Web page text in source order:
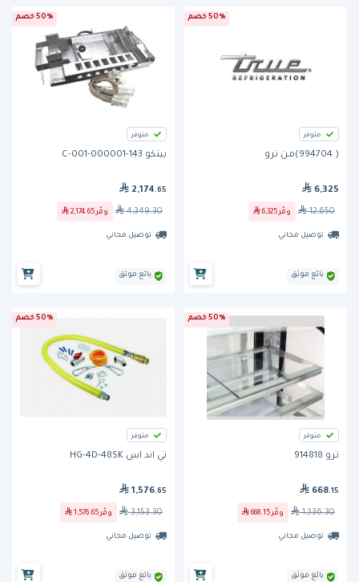
50% خصم
متوفر
( 994704)من ترو
6,325
12,650 وفّر 6,325
توصيل مجاني
بائع موثق
50% خصم
متوفر
بيتكو 143-000001-001-C
2,174 .65
4,349.30 وفّر 2,174.65
توصيل مجاني
بائع موثق
50% خصم
متوفر
ترو 914818
668.15
1,336.30 وفّر 668.15
توصيل مجاني
بائع موثق
50% خصم
متوفر
تي اند اس HG-4D-48SK
1,576.65
3,153.30 وفّر 1,576.65
توصيل مجاني
بائع موثق